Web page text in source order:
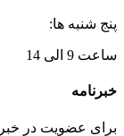
پنج شنبه ها:
ساعت 9 الی 14
خبرنامه
برای عضویت در